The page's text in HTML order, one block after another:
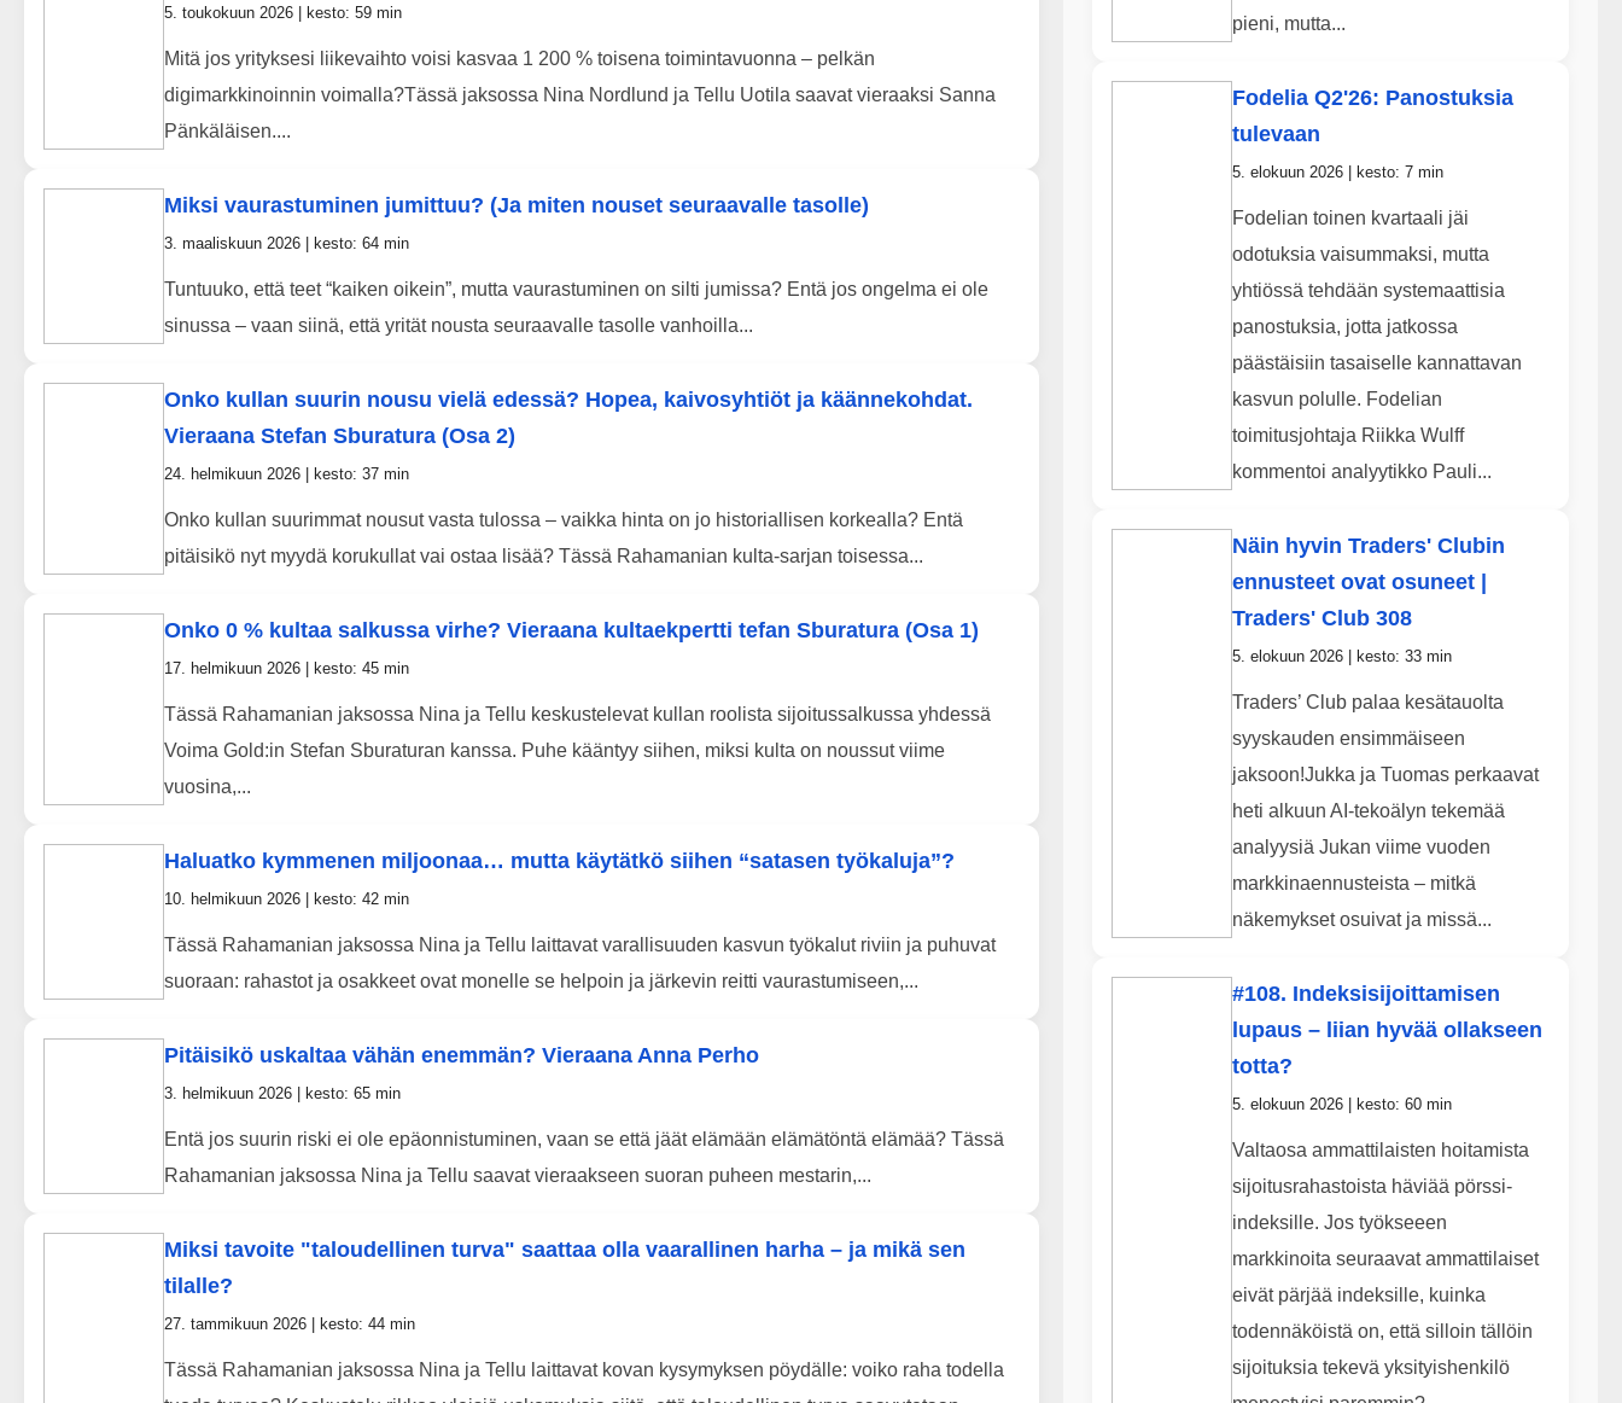
5. toukokuun 2026 | kesto: 59 min
Mitä jos yrityksesi liikevaihto voisi kasvaa 1 200 % toisena toimintavuonna – pelkän
digimarkkinoinnin voimalla?Tässä jaksossa Nina Nordlund ja Tellu Uotila saavat vieraaksi Sanna
Pänkäläisen....
Miksi vaurastuminen jumittuu? (Ja miten nouset seuraavalle tasolle)
3. maaliskuun 2026 | kesto: 64 min
Tuntuuko, että teet “kaiken oikein”, mutta vaurastuminen on silti jumissa? Entä jos ongelma ei ole
sinussa – vaan siinä, että yrität nousta seuraavalle tasolle vanhoilla...
Onko kullan suurin nousu vielä edessä? Hopea, kaivosyhtiöt ja käännekohdat.
Vieraana Stefan Sburatura (Osa 2)
24. helmikuun 2026 | kesto: 37 min
Onko kullan suurimmat nousut vasta tulossa – vaikka hinta on jo historiallisen korkealla? Entä
pitäisikö nyt myydä korukullat vai ostaa lisää? Tässä Rahamanian kulta-sarjan toisessa...
Onko 0 % kultaa salkussa virhe? Vieraana kultaekpertti tefan Sburatura (Osa 1)
17. helmikuun 2026 | kesto: 45 min
Tässä Rahamanian jaksossa Nina ja Tellu keskustelevat kullan roolista sijoitussalkussa yhdessä
Voima Gold:in Stefan Sburaturan kanssa. Puhe kääntyy siihen, miksi kulta on noussut viime
vuosina,...
Haluatko kymmenen miljoonaa… mutta käytätkö siihen “satasen työkaluja”?
10. helmikuun 2026 | kesto: 42 min
Tässä Rahamanian jaksossa Nina ja Tellu laittavat varallisuuden kasvun työkalut riviin ja puhuvat
suoraan: rahastot ja osakkeet ovat monelle se helpoin ja järkevin reitti vaurastumiseen,...
Pitäisikö uskaltaa vähän enemmän? Vieraana Anna Perho
3. helmikuun 2026 | kesto: 65 min
Entä jos suurin riski ei ole epäonnistuminen, vaan se että jäät elämään elämätöntä elämää? Tässä
Rahamanian jaksossa Nina ja Tellu saavat vieraakseen suoran puheen mestarin,...
Miksi tavoite "taloudellinen turva" saattaa olla vaarallinen harha – ja mikä sen
tilalle?
27. tammikuun 2026 | kesto: 44 min
Tässä Rahamanian jaksossa Nina ja Tellu laittavat kovan kysymyksen pöydälle: voiko raha todella
pieni, mutta...
Fodelia Q2'26: Panostuksia
tulevaan
5. elokuun 2026 | kesto: 7 min
Fodelian toinen kvartaali jäi
odotuksia vaisummaksi, mutta
yhtiössä tehdään systemaattisia
panostuksia, jotta jatkossa
päästäisiin tasaiselle kannattavan
kasvun polulle. Fodelian
toimitusjohtaja Riikka Wulff
kommentoi analyytikko Pauli...
Näin hyvin Traders' Clubin
ennusteet ovat osuneet |
Traders' Club 308
5. elokuun 2026 | kesto: 33 min
Traders’ Club palaa kesätauolta
syyskauden ensimmäiseen
jaksoon!Jukka ja Tuomas perkaavat
heti alkuun AI-tekoälyn tekemää
analyysiä Jukan viime vuoden
markkinaennusteista – mitkä
näkemykset osuivat ja missä...
#108. Indeksisijoittamisen
lupaus – liian hyvää ollakseen
totta?
5. elokuun 2026 | kesto: 60 min
Valtaosa ammattilaisten hoitamista
sijoitusrahastoista häviää pörssi-
indeksille. Jos työkseeen
markkinoita seuraavat ammattilaiset
eivät pärjää indeksille, kuinka
todennäköistä on, että silloin tällöin
sijoituksia tekevä yksityishenkilö